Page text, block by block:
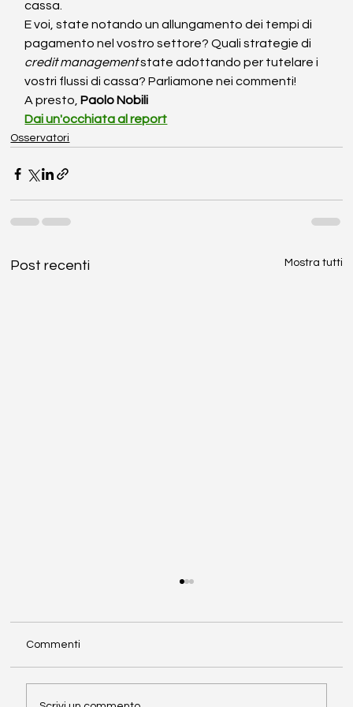
cassa.
E voi, state notando un allungamento dei tempi di
pagamento nel vostro settore? Quali strategie di
credit management state adottando per tutelare i
vostri flussi di cassa? Parliamone nei commenti!
A presto, Paolo Nobili
Dai un'occhiata al report
Osservatori
Post recenti Mostra tutti
Commenti